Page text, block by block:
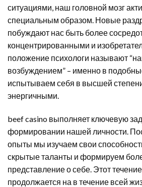
ситуациями, наш головной мозг
специальным образом. Новые
побуждают нас быть более
концентрированными и
положение психологи называют
возбуждением” – именно в
испытываем себя в высшей
энергичными.
beef casino выполняет ключевую
формировании нашей личности.
опыты мы изучаем свои
скрытые таланты и формируем
представление о себе. Этот
продолжается на в течение всей